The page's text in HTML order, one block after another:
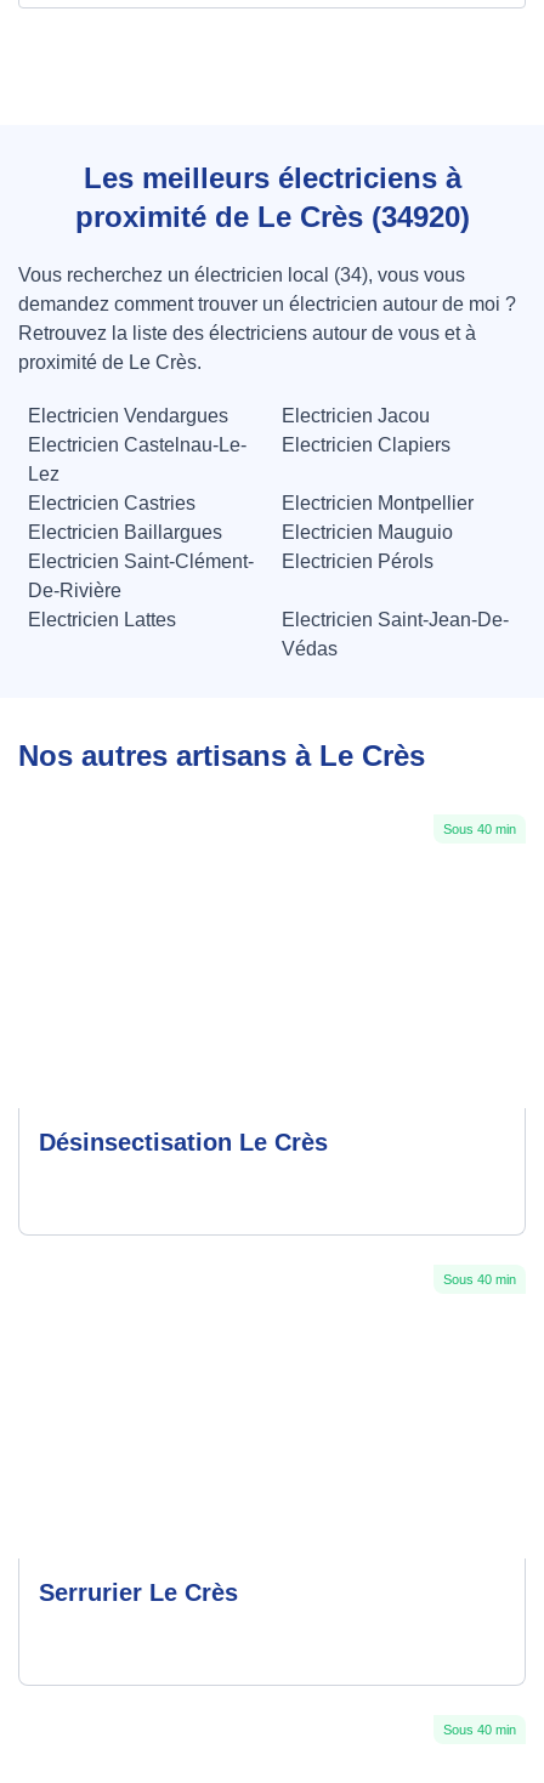
Les meilleurs électriciens à
proximité de Le Crès (34920)
Vous recherchez un électricien local (34), vous vous
demandez comment trouver un électricien autour de moi ?
Retrouvez la liste des électriciens autour de vous et à
proximité de Le Crès.
Electricien Vendargues
Electricien Jacou
Electricien Castelnau-Le-
Lez
Electricien Clapiers
Electricien Castries
Electricien Montpellier
Electricien Baillargues
Electricien Mauguio
Electricien Saint-Clément-
De-Rivière
Electricien Pérols
Electricien Lattes
Electricien Saint-Jean-De-
Védas
Nos autres artisans à Le Crès
Sous 40 min
Désinsectisation Le Crès
Sous 40 min
Serrurier Le Crès
Sous 40 min